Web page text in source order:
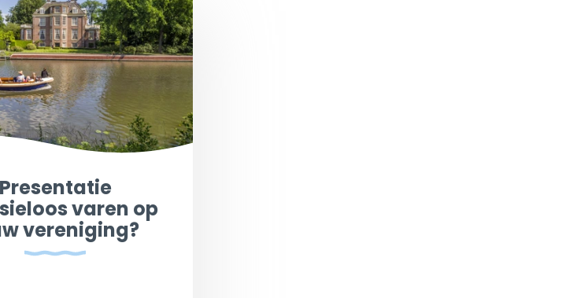
Presentatie
varen op
vereniging?